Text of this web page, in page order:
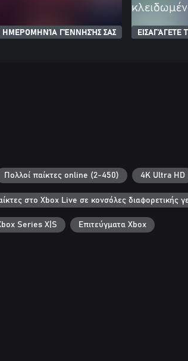
ΗΜΕΡΟΜΗΝΊΑ ΓΈΝΝΗΣΉΣ ΣΑΣ
Πολλοί παίκτες online (2-450) 4K Ultra HD
στο Xbox Live σε κονσόλες διαφορετικής
Series X|S Επιτεύγματα Xbox